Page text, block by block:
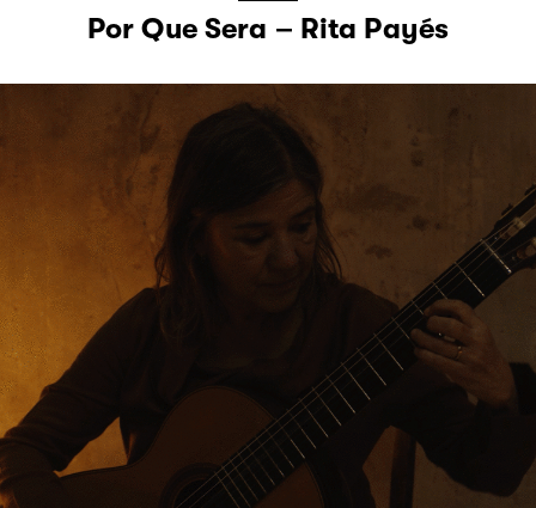
Por Que Sera – Rita Payés